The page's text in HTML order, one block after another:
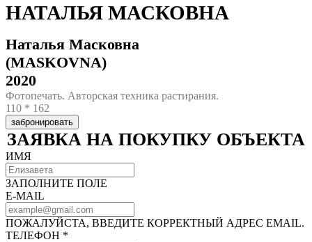
НАТАЛЬЯ МАСКОВНА
Наталья Масковна
(MASKOVNA)
2020
Фотопечать. Авторская техника растирания.
110 * 162
забронировать
ЗАЯВКА НА ПОКУПКУ ОБЪЕКТА
ИМЯ
ЗАПОЛНИТЕ ПОЛЕ
E-MAIL
ПОЖАЛУЙСТА, ВВЕДИТЕ КОРРЕКТНЫЙ АДРЕС EMAIL.
ТЕЛЕФОН *